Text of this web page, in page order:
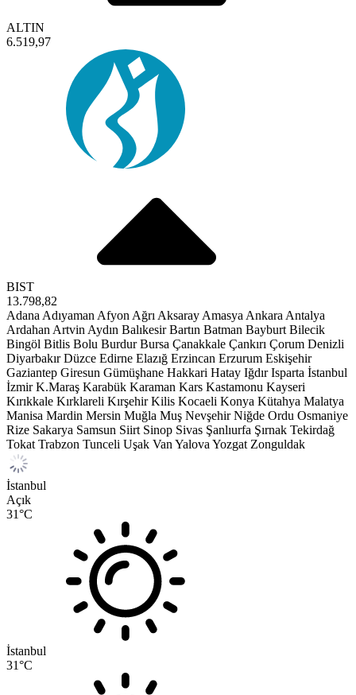
ALTIN
6.519,97
BIST
13.798,82
Adana Adıyaman Afyon Ağrı Aksaray Amasya Ankara Antalya
Ardahan Artvin Aydın Balıkesir Bartın Batman Bayburt Bilecik
Bingöl Bitlis Bolu Burdur Bursa Çanakkale Çankırı Çorum Denizli
Diyarbakır Düzce Edirne Elazığ Erzincan Erzurum Eskişehir
Gaziantep Giresun Gümüşhane Hakkari Hatay Iğdır Isparta İstanbul
İzmir K.Maraş Karabük Karaman Kars Kastamonu Kayseri
Kırıkkale Kırklareli Kırşehir Kilis Kocaeli Konya Kütahya Malatya
Manisa Mardin Mersin Muğla Muş Nevşehir Niğde Ordu Osmaniye
Rize Sakarya Samsun Siirt Sinop Sivas Şanlıurfa Şırnak Tekirdağ
Tokat Trabzon Tunceli Uşak Van Yalova Yozgat Zonguldak
İstanbul
Açık
31°C
İstanbul
31°C